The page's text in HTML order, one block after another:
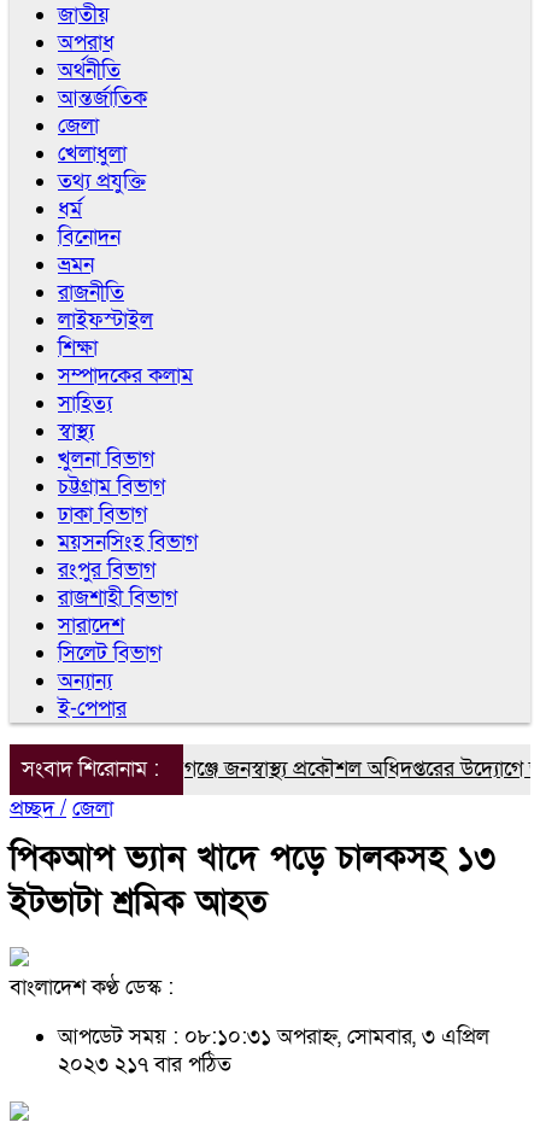
জাতীয়
অপরাধ
অর্থনীতি
আন্তর্জাতিক
জেলা
খেলাধুলা
তথ্য প্রযুক্তি
ধর্ম
বিনোদন
ভ্রমন
রাজনীতি
লাইফস্টাইল
শিক্ষা
সম্পাদকের কলাম
সাহিত্য
স্বাস্থ্য
খুলনা বিভাগ
চট্টগ্রাম বিভাগ
ঢাকা বিভাগ
ময়সনসিংহ বিভাগ
রংপুর বিভাগ
রাজশাহী বিভাগ
সারাদেশ
সিলেট বিভাগ
অন্যান্য
ই-পেপার
সংবাদ শিরোনাম :
চাঁপাইনবাবগঞ্জে জনস্বাস্থ্য প্রকৌশল অধিদপ্তরের উদ্যোগে
প্রচ্ছদ / জেলা
পিকআপ ভ্যান খাদে পড়ে চালকসহ ১৩
ইটভাটা শ্রমিক আহত
বাংলাদেশ কণ্ঠ ডেস্ক :
আপডেট সময় : ০৮:১০:৩১ অপরাহ্ন, সোমবার, ৩ এপ্রিল
২০২৩ ২১৭ বার পঠিত